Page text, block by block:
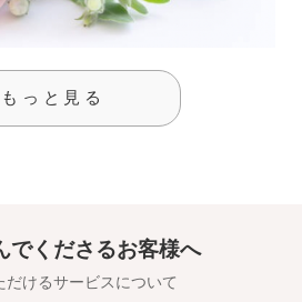
もっと見る
でくださるお客様へ
だけるサービスについて